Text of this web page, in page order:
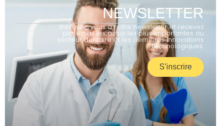
NEWSLETTER
Inscrivez-vous à notre newsletter et recevez
par email les actus les plus importantes du
secteur dentaire et les dernières innovations
technologiques.
S'inscrire